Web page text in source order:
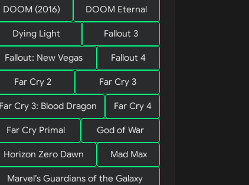
as
DOOM (2016) DOOM Eternal
Dying Light Fallout 3
Fallout: New Vegas Fallout 4
Far Cry 2 Far Cry 3
Far Cry 3: Blood Dragon Far Cry 4
Far Cry Primal God of War
Horizon Zero Dawn Mad Max
Marvel’s Guardians of the Galaxy